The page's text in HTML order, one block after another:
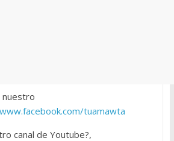
nuestro
tuamawta
canal de Youtube?,